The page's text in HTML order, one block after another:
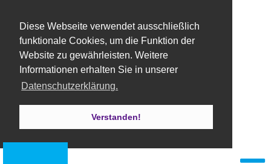
Diese Webseite verwendet ausschließlich
funktionale Cookies, um die Funktion der
Website zu gewährleisten. Weitere
Informationen erhalten Sie in unserer
Datenschutzerklärung.
Verstanden!